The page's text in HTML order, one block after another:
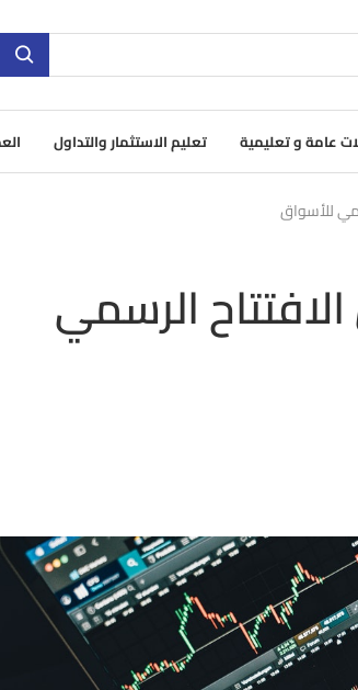
عامة و تعليمية تعليم الاستثمار والتداول
للأسواق
الرسمي